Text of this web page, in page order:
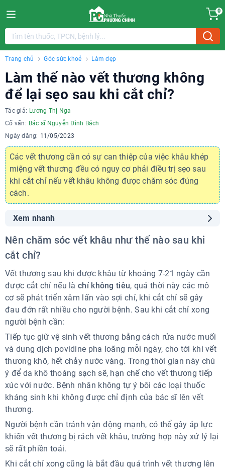
0
Trang chủ Góc sức khoẻ Làm đẹp
Làm thế nào vết thương không
để lại sẹo sau khi cắt chỉ?
Tác giả: Lương Thị Nga
Cố vấn: Bác sĩ Nguyễn Đình Bách
Ngày đăng: 11/05/2023
Các vết thương cần có sự can thiệp của việc khâu khép
miệng vết thương đều có nguy cơ phải điều trị sẹo sau
khi cắt chỉ nếu vết khâu không được chăm sóc đúng
cách.
Xem nhanh
chỉ?
Các phương pháp điều trị sẹo hiệu quả
Nên chăm sóc vết khâu như thế nào sau khi
cắt chỉ?
Vết thương sau khi được khâu từ khoảng 7-21 ngày cần
được cắt chỉ nếu làchỉ không tiêu, quá thời này các mô
cơ sẽ phát triển xâm lấn vào sợi chỉ, khi cắt chỉ sẽ gây
đau đớn rất nhiều cho người bệnh. Sau khi cắt chỉ xong
người bệnh cần:
Tiếp tục giữ vệ sinh vết thương bằng cách rửa nước muối
và dung dịch povidine pha loãng mỗi ngày, cho tới khi vết
thương khô, hết chảy nước vàng. Trong thời gian này chú
ý để da khô thoáng sạch sẽ, hạn chế cho vết thương tiếp
xúc với nước. Bệnh nhân không tự ý bôi các loại thuốc
kháng sinh khi không được chỉ định của bác sĩ lên vết
thương.
Người bệnh cần tránh vận động mạnh, có thể gây áp lực
khiến vết thương bị rách vết khâu, trường hợp này xử lý lại
sẽ rất phiền toái.
Khi cắt chỉ xong cũng là bắt đầu quá trình vết thương lên